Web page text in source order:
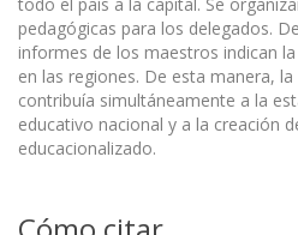
pedagógicas para los delegados.
informes de los maestros indican
en las regiones. De esta manera,
contribuía simultáneamente a la
educativo nacional y a la creación
educacionalizado.